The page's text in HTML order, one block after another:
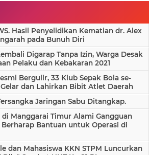
Hasil Penyelidikan Kematian dr. Alex
pada Bunuh Diri
Digarap Tanpa Izin, Warga Desak
Pelaku dan Kebakaran 2021
Bergulir, 33 Klub Sepak Bola se-
dan Lahirkan Bibit Atlet Daerah
Jaringan Sabu Ditangkap.
di Manggarai Timur Alami Gangguan
Berharap Bantuan untuk Operasi di
dan Mahasiswa KKN STPM Luncurkan